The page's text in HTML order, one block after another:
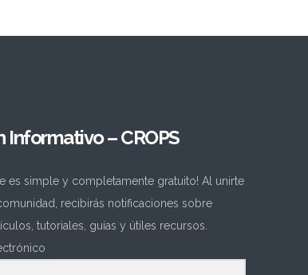
Informativo – CROPS
es simple y completamente gratuito! Al unirte
recibirás notificaciones sobre
tutoriales, guías y útiles recursos.